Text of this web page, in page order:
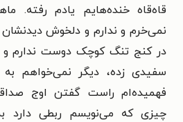
قاه‌قاه خنده‌هایم یادم رفته.
نمی‌خرم و ندارم و دلخوش
در کنج تنگ کوچک دوست ندارم و
سفیدی زده، دیگر نمی‌خواهم
فهمیده‌ام راست گفتن اوج
چیزی که می‌نویسم ربطی دارد